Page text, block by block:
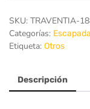
SKU: TRAVENTIA-
Categorías:
Etiqueta: Otros
Descripción